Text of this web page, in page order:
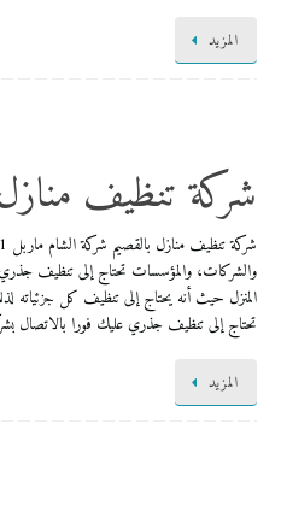
المزيد
شركة تنظيف
والشركات، والمؤسسات تحتاج إلى تنظيف
المنزل حيث أنه يحتاج إلى تنظيف كل
تحتاج إلى تنظيف جذري عليك فورا بالاتصال
المزيد